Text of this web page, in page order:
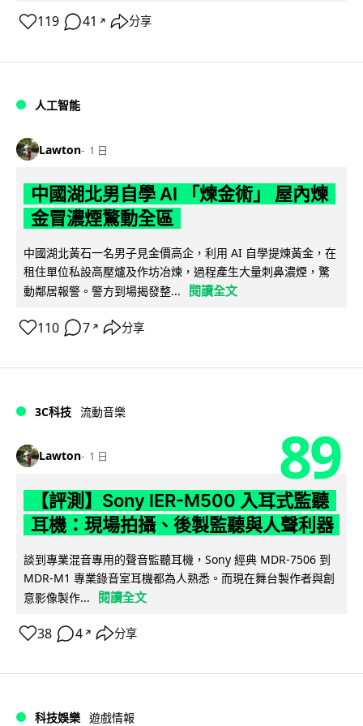
119 41 ↗ 分享
人工智能
Lawton 1 日
中國湖北男自學 AI 「煉金術」 屋內煉
金冒濃煙驚動全區
中國湖北黃石一名男子見金價高企，利用 AI 自學提煉黃金，在
租住單位私設高壓爐及作坊冶煉，過程產生大量刺鼻濃煙，驚
動鄰居報警。警方到場揭發整...
閱讀全文
110 7 ↗ 分享
3C科技 流動音樂
Lawton 1 日 89
【評測】Sony IER-M500 入耳式監聽
耳機：現場拍攝、後製監聽與人聲利器
談到專業混音專用的聲音監聽耳機，Sony 經典 MDR-7506 到
MDR-M1 專業錄音室耳機都為人熟悉。而現在舞台製作者與創
意影像製作...
閱讀全文
38 4 ↗ 分享
科技娛樂 遊戲情報